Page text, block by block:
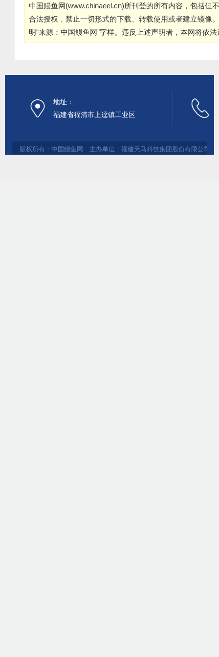
中国鳗鱼网(www.chinaeel.cn)所刊登的所有内容，包括但
合法授权，禁止一切形式的下载、转载使用或者建立镜像
明“来源：中国鳗鱼网”字样。违反上述声明者，本网将依
地址：
福建省福清市上迳镇工业区
版权所有：中国鳗鱼网 主办单位：福建天马科技集团股份有限公司